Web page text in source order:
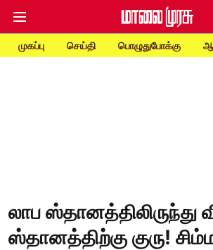
முகப்பு செய்தி பொழுதுபோக்கு
லாப ஸ்தானத்திலிருந்து
ஸ்தானத்திற்கு குரு!